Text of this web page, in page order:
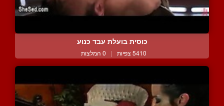
כוסית בועלת עבד כנוע
5410 צפיות | 0 המלצות